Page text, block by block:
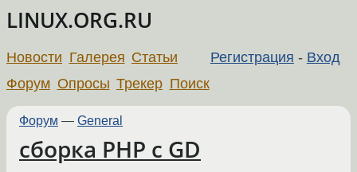
LINUX.ORG.RU
Регистрация - Вход
Новости Галерея Статьи
Форум Опросы Трекер Поиск
Форум — General
сборка PHP с GD